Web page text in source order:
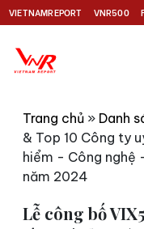
VIETNAMREPORT VNR500
Trang chủ » Danh
& Top 10 Công ty
hiểm - Công nghệ
năm 2024
Lễ công bố